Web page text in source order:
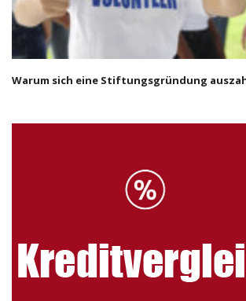
Warum sich eine Stiftungsgründung